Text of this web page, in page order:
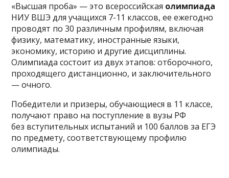
«Высшая проба» — это всероссийская олимпиада
НИУ ВШЭ для учащихся 7-11 классов, ее ежегодно
проводят по 30 различным профилям, включая
физику, математику, иностранные языки,
экономику, историю и другие дисциплины.
Олимпиада состоит из двух этапов: отборочного,
проходящего дистанционно, и заключительного
— очного.
Победители и призеры, обучающиеся в 11 классе,
получают право на поступление в вузы РФ
без вступительных испытаний и 100 баллов за ЕГЭ
по предмету, соответствующему профилю
олимпиады.